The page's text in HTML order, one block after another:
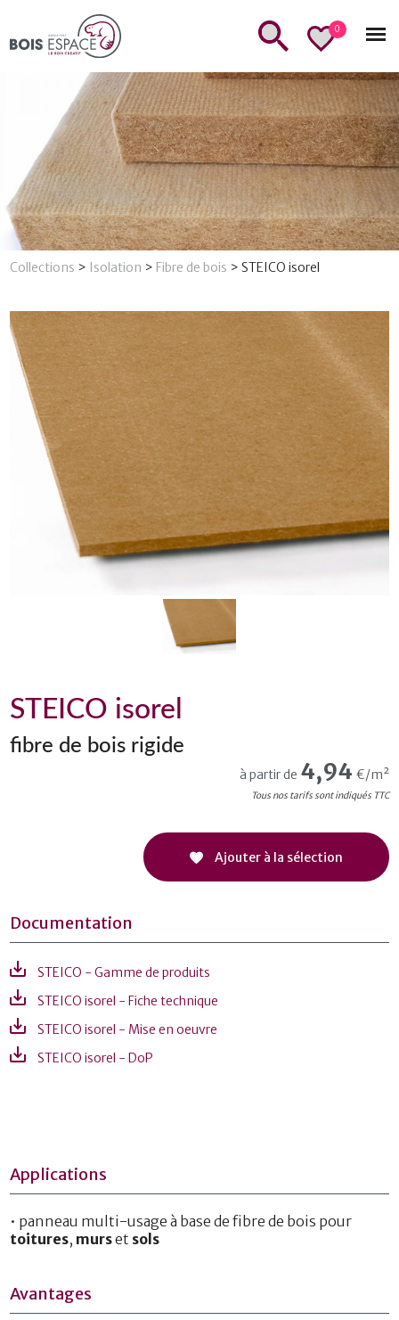
0
Collections > Isolation > Fibre de bois > STEICO isorel
Applications
• panneau multi-usage à base de fibre de bois pour
toitures, murset sols
Avantages
STEICO isorel
fibre de bois rigide
à partir de 4,94 €/m²
Tous nos tarifs sont indiqués TTC
Ajouter à la sélection
Documentation
STEICO - Gamme de produits
STEICO isorel - Fiche technique
STEICO isorel - Mise en oeuvre
STEICO isorel - DoP